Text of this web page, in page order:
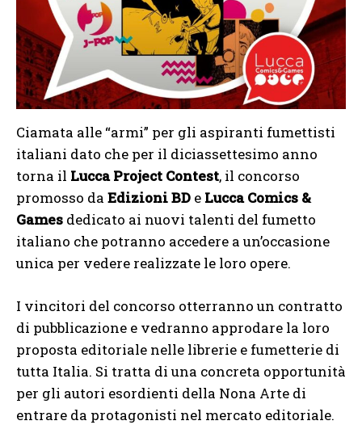
Ciamata alle “armi” per gli aspiranti fumettisti
italiani dato che per il diciassettesimo anno
torna il Lucca Project Contest, il concorso
promosso da Edizioni BD e Lucca Comics &
Games dedicato ai nuovi talenti del fumetto
italiano che potranno accedere a un’occasione
unica per vedere realizzate le loro opere.
I vincitori del concorso otterranno un contratto
di pubblicazione e vedranno approdare la loro
proposta editoriale nelle librerie e fumetterie di
tutta Italia. Si tratta di una concreta opportunità
per gli autori esordienti della Nona Arte di
entrare da protagonisti nel mercato editoriale.